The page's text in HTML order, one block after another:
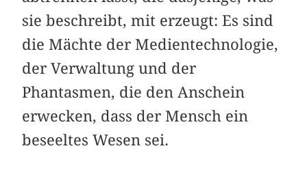
sie beschreibt, mit erzeugt: Es sind
die Mächte der Medientechnologie,
der Verwaltung und der
Phantasmen, die den Anschein
erwecken, dass der Mensch ein
beseeltes Wesen sei.